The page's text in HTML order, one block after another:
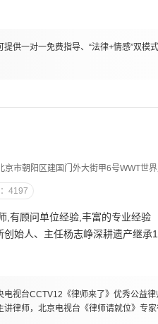
供一对一免费指导、“法律+情感”双模
京市朝阳区建国门外大街甲6号WWT世界财富大
4197
,有顾问单位经验,丰富的专业经验
务所——专注遗产继承家事法律服务。总部位于北京CBD核心区，服务领域涵盖遗产继承、家事调解、遗嘱规划、分家析产及家族财富传承，是您身边值得信赖的家庭法律守护者。诵盈深知，家事无小事，每一份嘱托都关乎血脉亲情与家族未来。因此，诵盈之名，源于“讼赢”——这不仅是我们对专业实力的体现，更是对您信任交付的郑重回应：我们为您的合法权益全力以赴，为家的和谐未来倾注心力。诵盈团队不仅是法律专家，更是家庭事务的深度理解者。我们倾听您的故事，理解您的担忧，用专业与同理心，让服务过程充满尊重与理解。我们深知家事纠纷关乎家庭和睦与幸福，更注重体察您的情感需求与家庭纽带。因此，我们的服务不止于法庭胜负，更在于用心聆听、理解困境，从法理、事理、情理三个维度精准剖析，为您量身定制解决方案。无论是复杂的遗产纠纷还是未雨绸缪的传承规划，我们均致力于用温情化解矛盾，高效达成您的核心意愿，让法律成为修复家庭关系的桥梁，而非制造隔阂的利刃。我们深知法律不应只是冰冷的条文，更应是温暖的守护。“向前一步是法庭，退后一步是家庭”，为此，我们特别成立“诵盈慈善专项基金”和“诵盈志愿服务队”，致力于为经济困难、缺乏法律支持的老年弱势群体提供免费法律援助、生活帮扶及情感关怀，诵盈愿以专业与爱心，守护每一
电视台CCTV12《律师来了》优秀公益律
律师，北京电视台《律师请就位》专家
离婚财产孩子